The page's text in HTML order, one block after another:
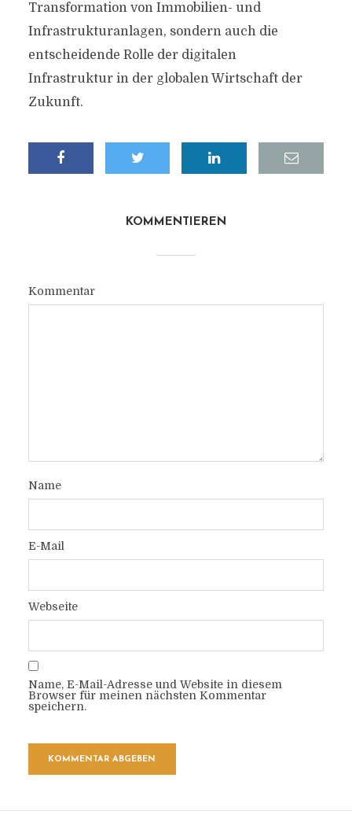
Transformation von Immobilien- und
Infrastrukturanlagen, sondern auch die
entscheidende Rolle der digitalen
Infrastruktur in der globalen Wirtschaft der
Zukunft.
KOMMENTIEREN
Kommentar
Name
E-Mail
Webseite
Name, E-Mail-Adresse und Website in diesem
Browser für meinen nächsten Kommentar
speichern.